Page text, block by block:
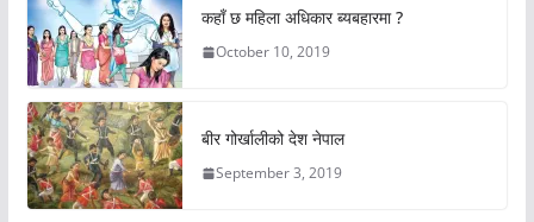
कहाँ छ महिला अधिकार ब्यबहारमा ?
October 10, 2019
बीर गोर्खालीको देश नेपाल
September 3, 2019